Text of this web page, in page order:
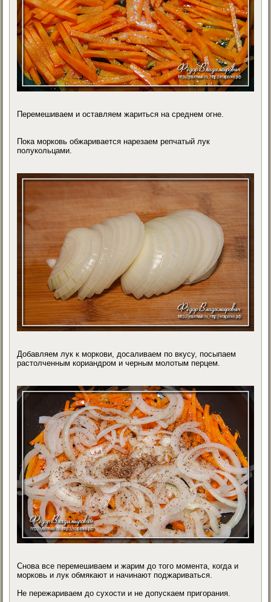
Перемешиваем и оставляем жариться на среднем огне.
Пока морковь обжаривается нарезаем репчатый лук
полукольцами.
Добавляем лук к моркови, досаливаем по вкусу, посыпаем
растолченным кориандром и черным молотым перцем.
Снова все перемешиваем и жарим до того момента, когда и
морковь и лук обмякают и начинают поджариваться.
Не пережариваем до сухости и не допускаем пригорания.